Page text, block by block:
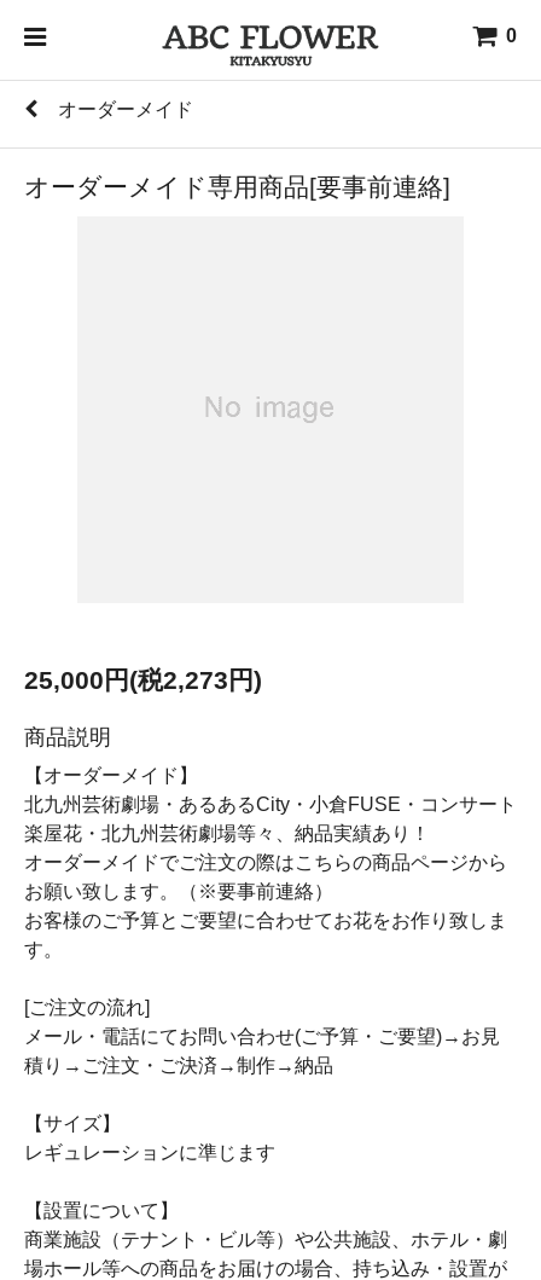
0
オーダーメイド
オーダーメイド専用商品[要事前連絡]
25,000円(税2,273円)
商品説明
【オーダーメイド】
北九州芸術劇場・あるあるCity・小倉FUSE・コンサート
楽屋花・北九州芸術劇場等々、納品実績あり！
オーダーメイドでご注文の際はこちらの商品ページから
お願い致します。（※要事前連絡）
お客様のご予算とご要望に合わせてお花をお作り致しま
す。
[ご注文の流れ]
メール・電話にてお問い合わせ(ご予算・ご要望)→お見
積り→ご注文・ご決済→制作→納品
【サイズ】
レギュレーションに準じます
【設置について】
商業施設（テナント・ビル等）や公共施設、ホテル・劇
場ホール等への商品をお届けの場合、持ち込み・設置が